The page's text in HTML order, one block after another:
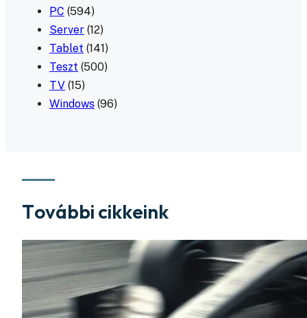
PC (594)
Server (12)
Tablet (141)
Teszt (500)
TV (15)
Windows (96)
További cikkeink